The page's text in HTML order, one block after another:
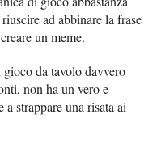
ad abbinare la frase
un meme.
da tavolo davvero
non ha un vero e
strappare una risata ai